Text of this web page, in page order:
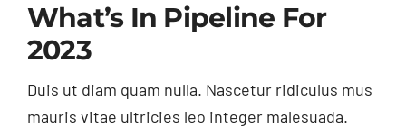
What’s In Pipeline For
2023
Duis ut diam quam nulla. Nascetur ridiculus mus
mauris vitae ultricies leo integer malesuada.